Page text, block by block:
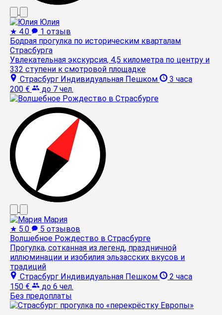
Юлия
★ 4.0
1 отзыв
Бодрая прогулка по историческим кварталам
Страсбурга
Увлекательная экскурсия, 4,5 километра по центру и
332 ступени к смотровой площадке
Страсбург Индивидуальная Пешком
3 часа
200 €
до 7 чел.
Мария
★ 5.0
5 отзывов
Волшебное Рождество в Страсбурге
Прогулка, сотканная из легенд, праздничной
иллюминации и изобилия эльзасских вкусов и
традиций
Страсбург Индивидуальная Пешком
2 часа
150 €
до 6 чел.
Без предоплаты